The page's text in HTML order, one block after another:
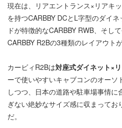
現在は、リアエントランス×リアキ
を持つCARBBY DCとL字型のダイ
ドが特徴的なCARBBY RWB、そし
CARBBY R2Bの3種類のレイアウト
カービィR2Bは対座式ダイネット×
ーで使いやすいキャブコンのオーソ
しつつ、日本の道路や駐車場事情
ぎない絶妙なサイズ感に収まってお
だ。